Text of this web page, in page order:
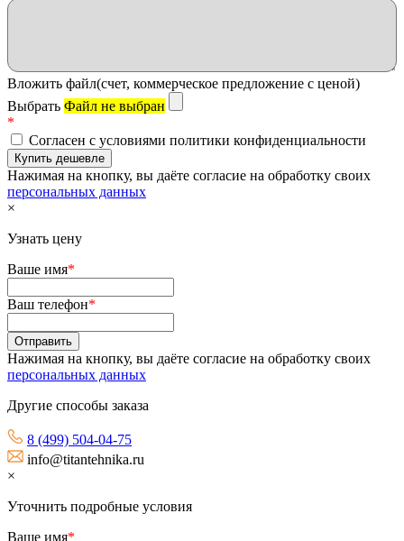
Вложить файл(счет, коммерческое предложение с ценой)
Выбрать Файл не выбран
*
Согласен с условиями политики конфиденциальности
Нажимая на кнопку, вы даёте согласие на обработку своих
персональных данных
×
Узнать цену
Ваше имя*
Ваш телефон*
Нажимая на кнопку, вы даёте согласие на обработку своих
персональных данных
Другие способы заказа
8 (499) 504-04-75
info@titantehnika.ru
×
Уточнить подробные условия
Ваше имя*